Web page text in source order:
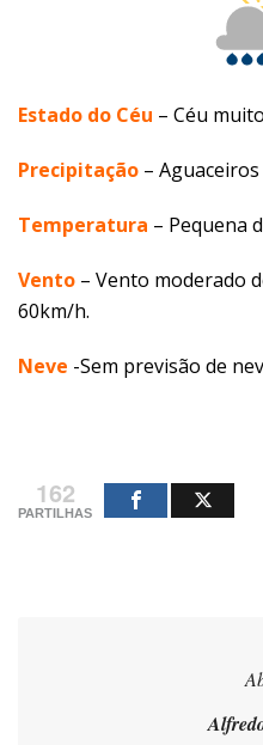
Estado do Céu – Céu
Precipitação –
Temperatura – Pequena
Vento – Vento moderado
60km/h.
Neve -Sem previsão de
162
PARTILHAS